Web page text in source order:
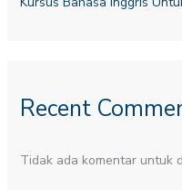
Recent
Tidak ada komentar untuk